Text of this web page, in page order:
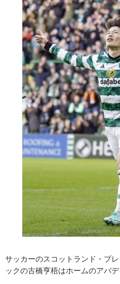
サッカーのスコットランド・プ
ックの古橋亨梧はホームのアバ